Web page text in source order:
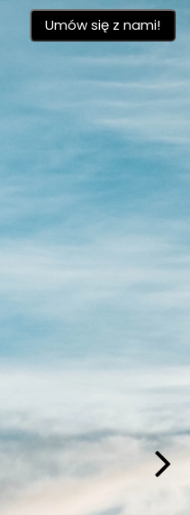
Umów się z nami!